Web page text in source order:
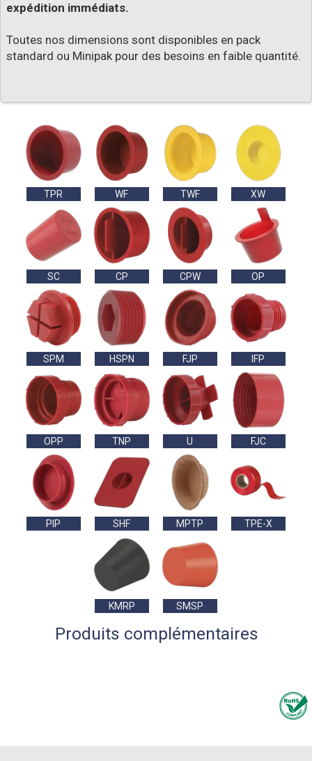
expédition immédiats.
Toutes nos dimensions sont disponibles en pack
standard ou Minipak pour des besoins en faible quantité.
TPR WF TWF XW
SC CP CPW OP
SPM HSPN FJP IFP
OPP TNP U FJC
PIP SHF MPTP TPE-X
KMRP SMSP
Produits complémentaires